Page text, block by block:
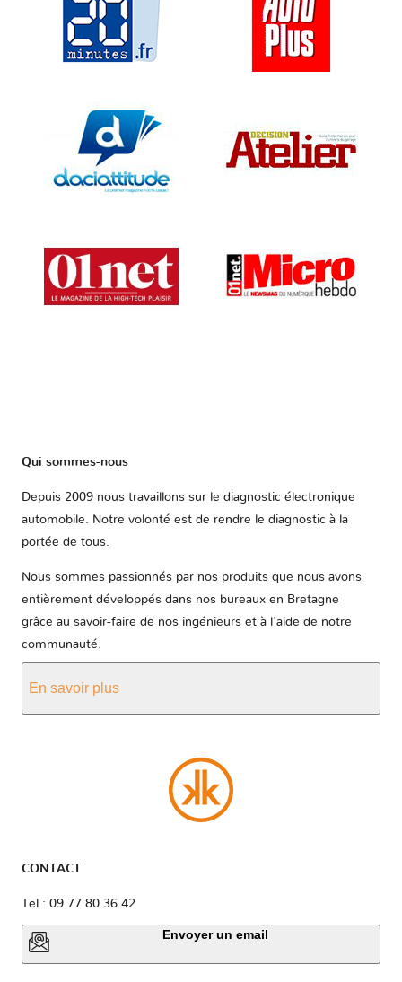
Qui sommes-nous
Depuis 2009 nous travaillons sur le diagnostic électronique
automobile. Notre volonté est de rendre le diagnostic à la
portée de tous.
Nous sommes passionnés par nos produits que nous avons
entièrement développés dans nos bureaux en Bretagne
grâce au savoir-faire de nos ingénieurs et à l'aide de notre
communauté.
En savoir plus
CONTACT
Tel : 09 77 80 36 42
Envoyer un email